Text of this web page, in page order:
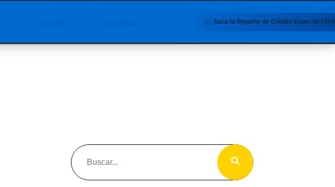
Servicios Saca tu Reporte de Crédito Especial Fácil